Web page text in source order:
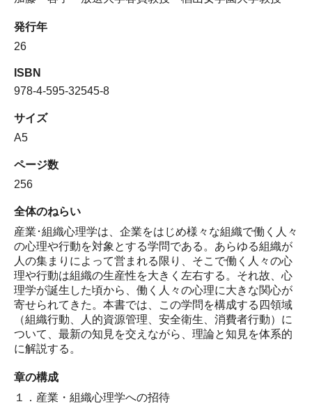
発行年
26
ISBN
978-4-595-32545-8
サイズ
A5
ページ数
256
全体のねらい
産業･組織心理学は、企業をはじめ様々な組織で働く人々
の心理や行動を対象とする学問である。あらゆる組織が
人の集まりによって営まれる限り、そこで働く人々の心
理や行動は組織の生産性を大きく左右する。それ故、心
理学が誕生した頃から、働く人々の心理に大きな関心が
寄せられてきた。本書では、この学問を構成する四領域
（組織行動、人的資源管理、安全衛生、消費者行動）に
ついて、最新の知見を交えながら、理論と知見を体系的
に解説する。
章の構成
１．産業・組織心理学への招待